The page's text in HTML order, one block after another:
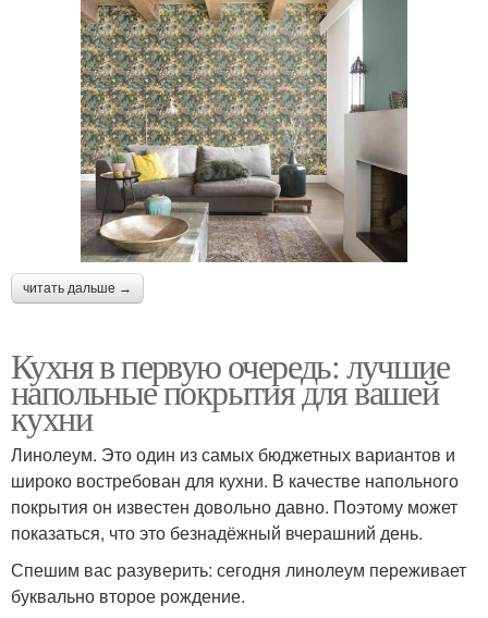
читать дальше →
Кухня в первую очередь: лучшие
напольные покрытия для вашей
кухни
Линолеум. Это один из самых бюджетных вариантов и
широко востребован для кухни. В качестве напольного
покрытия он известен довольно давно. Поэтому может
показаться, что это безнадёжный вчерашний день.
Спешим вас разуверить: сегодня линолеум переживает
буквально второе рождение.